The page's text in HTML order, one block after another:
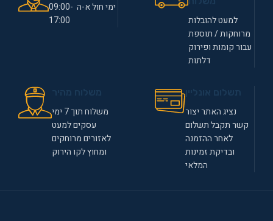
למעט להובלות
מרוחקות / תוספת
עבור קומות ופירוק
דלתות
ימי חול א-ה 09:00-
17:00
נציג האתר יצור
קשר תקבל תשלום
לאחר ההזמנה
ובדיקת זמינות
המלאי
משלוח תוך 7 ימי
עסקים למעט
לאזורים מרוחקים
ומחוץ לקו הירוק